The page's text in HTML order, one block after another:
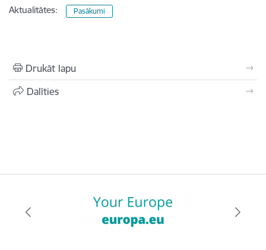
Aktualitātes: Pasākumi
Drukāt lapu
Dalīties